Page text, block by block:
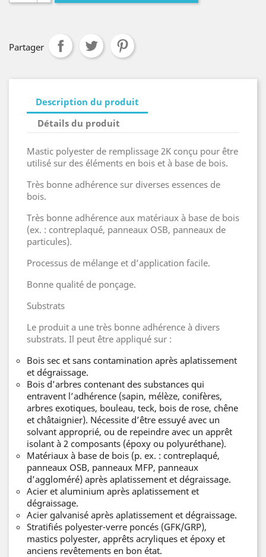
Partager
Description du produit
Détails du produit
Mastic polyester de remplissage 2K conçu pour être
utilisé sur des éléments en bois et à base de bois.
Très bonne adhérence sur diverses essences de
bois.
Très bonne adhérence aux matériaux à base de bois
(ex. : contreplaqué, panneaux OSB, panneaux de
particules).
Processus de mélange et d’application facile.
Bonne qualité de ponçage.
Substrats
Le produit a une très bonne adhérence à divers
substrats. Il peut être appliqué sur :
Bois sec et sans contamination après aplatissement
et dégraissage.
Bois d’arbres contenant des substances qui
entravent l’adhérence (sapin, mélèze, conifères,
arbres exotiques, bouleau, teck, bois de rose, chêne
et châtaignier). Nécessite d’être essuyé avec un
solvant approprié, ou de repeindre avec un apprêt
isolant à 2 composants (époxy ou polyuréthane).
Matériaux à base de bois (p. ex. : contreplaqué,
panneaux OSB, panneaux MFP, panneaux
d’aggloméré) après aplatissement et dégraissage.
Acier et aluminium après aplatissement et
dégraissage.
Acier galvanisé après aplatissement et dégraissage.
Stratifiés polyester-verre poncés (GFK/GRP),
mastics polyester, apprêts acryliques et époxy et
anciens revêtements en bon état.